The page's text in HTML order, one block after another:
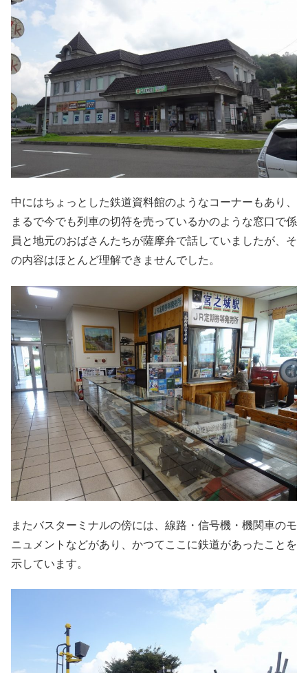
中にはちょっとした鉄道資料館のようなコーナーもあり、
まるで今でも列車の切符を売っているかのような窓口で係
員と地元のおばさんたちが薩摩弁で話していましたが、そ
の内容はほとんど理解できませんでした。
またバスターミナルの傍には、線路・信号機・機関車のモ
ニュメントなどがあり、かつてここに鉄道があったことを
示しています。